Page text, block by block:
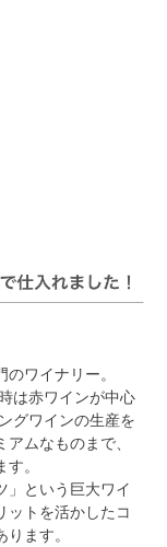
ワイナリー。
は赤ワインが中心
グワインの生産を
ムなものまで、
。
」という巨大ワイ
ットを活かしたコ
ます。